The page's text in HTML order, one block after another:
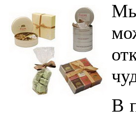
В